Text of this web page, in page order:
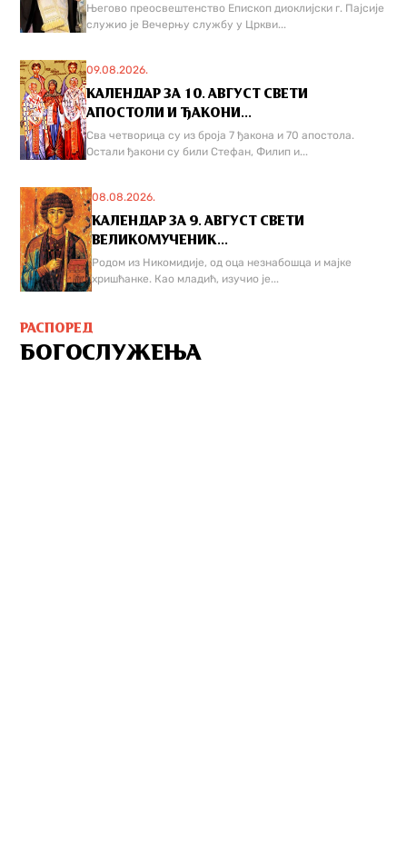
Његово преосвештенство Епископ диоклијски г. Пајсије
служио је Вечерњу службу у Цркви...
09.08.2026.
КАЛЕНДАР ЗА 10. АВГУСТ СВЕТИ
АПОСТОЛИ И ЂАКОНИ...
Сва четворица су из броја 7 ђакона и 70 апостола.
Остали ђакони су били Стефан, Филип и...
08.08.2026.
КАЛЕНДАР ЗА 9. АВГУСТ СВЕТИ
ВЕЛИКОМУЧЕНИК...
Родом из Никомидије, од оца незнабошца и мајке
хришћанке. Као младић, изучио је...
РАСПОРЕД
БОГОСЛУЖЕЊА